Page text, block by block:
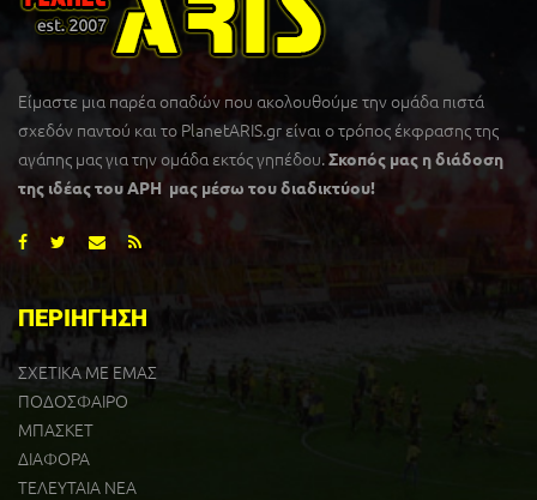
Είμαστε μια παρέα οπαδών που ακολουθούμε την ομάδα πιστά
σχεδόν παντού και το PlanetARIS.gr είναι ο τρόπος έκφρασης της
αγάπης μας για την ομάδα εκτός γηπέδου.Σκοπός μας η διάδοση
της ιδέας του ΑΡΗ μας μέσω του διαδικτύου!
ΠΕΡΙΗΓΗΣΗ
ΣΧΕΤΙΚΑ ΜΕ ΕΜΑΣ
ΠΟΔΟΣΦΑΙΡΟ
ΜΠΑΣΚΕΤ
ΔΙΑΦΟΡΑ
ΤΕΛΕΥΤΑΙΑ ΝΕΑ